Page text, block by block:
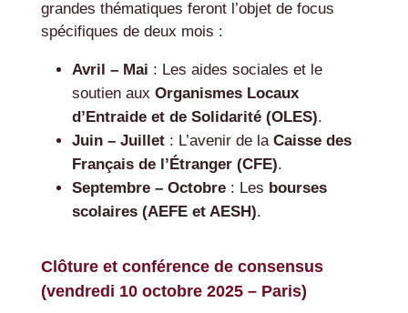
grandes thématiques feront l’objet de focus
spécifiques de deux mois :
Avril – Mai : Les aides sociales et le
soutien aux Organismes Locaux
d’Entraide et de Solidarité (OLES).
Juin – Juillet : L’avenir de la Caisse des
Français de l’Étranger (CFE).
Septembre – Octobre : Les bourses
scolaires (AEFE et AESH).
Clôture et conférence de consensus
(vendredi 10 octobre 2025 – Paris)